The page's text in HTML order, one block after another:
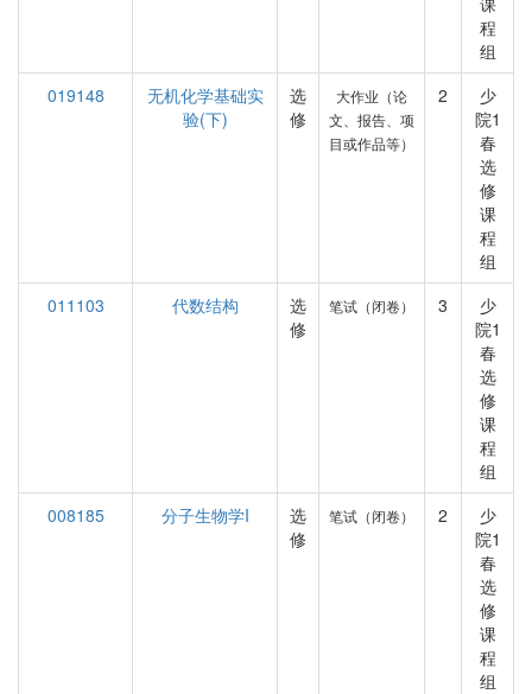
程
组
019148
无机化学基础实
验(下)
选
修
大作业（论
文、报告、项
目或作品等）
2
少
院1
春
选
修
课
程
组
011103
代数结构
选
修
笔试（闭卷） 3
少
院1
春
选
修
课
程
组
008185
分子生物学I
选
修
笔试（闭卷） 2
少
院1
春
选
修
课
程
组